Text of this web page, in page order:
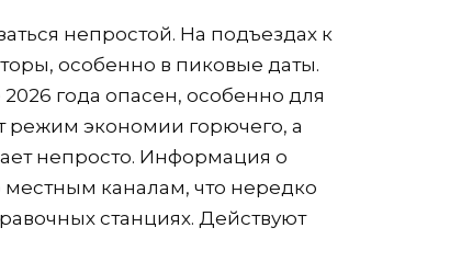
непростой. На подъездах к
особенно в пиковые даты.
года опасен, особенно для
режим экономии горючего, а
непросто. Информация о
каналам, что нередко
станциях. Действуют